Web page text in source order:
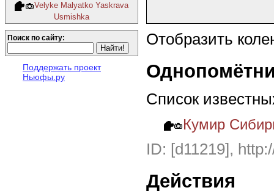
Velyke Malyatko Yaskrava
Usmishka
Поиск по сайту:
Поддержать проект
Ньюфы.ру
Отобразить
Список
Кумир
ID: [d11219],
Действия